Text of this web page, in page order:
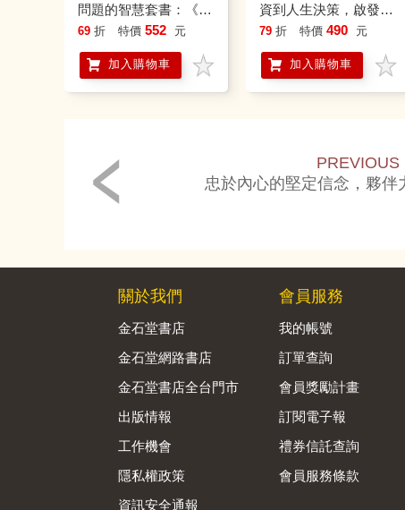
問題的智慧套書：《影
響力習慣》＋《BCG問
69 折 特價 552 元
加入購物車
資到人生決策，啟發巴
菲特、蒙格等投資典範
79 折 特價 490 元
加入購物車
PREVIOUS
忠於內心的堅定信念，夥伴
關於我們
金石堂書店
金石堂網路書店
金石堂書店全台門市
出版情報
工作機會
隱私權政策
資訊安全通報
會員服務
我的帳號
訂單查詢
會員獎勵計畫
訂閱電子報
禮券信託查詢
會員服務條款